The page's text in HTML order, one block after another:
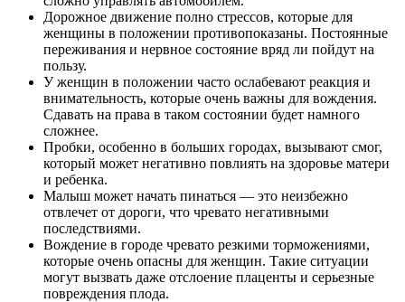
Дорожное движение полно стрессов, которые для
женщины в положении противопоказаны. Постоянные
переживания и нервное состояние вряд ли пойдут на
пользу.
У женщин в положении часто ослабевают реакция и
внимательность, которые очень важны для вождения.
Сдавать на права в таком состоянии будет намного
сложнее.
Пробки, особенно в больших городах, вызывают смог,
который может негативно повлиять на здоровье матери
и ребенка.
Малыш может начать пинаться — это неизбежно
отвлечет от дороги, что чревато негативными
последствиями.
Вождение в городе чревато резкими торможениями,
которые очень опасны для женщин. Такие ситуации
могут вызвать даже отслоение плаценты и серьезные
повреждения плода.